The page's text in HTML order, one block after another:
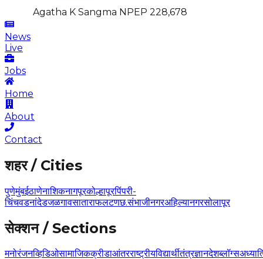
Agatha K Sangma NPEP 228,678
News
Live
Jobs
Home
About
Contact
शहर / Cities
पुणेमुंबईठाणेनाशिकनागपूरकोल्हापूरपिंपरी-
चिंचवडनांदेडजळगावसाताराफलटणछ.संभाजीनगरअहिल्यानगरसोलापूर
सेक्शन / Sections
मनोरंजनव्हिडिओसामाजिकक्रीडाआंतरराष्ट्रीयविद्यार्थीतंत्रज्ञानदेशब्लॉग्स